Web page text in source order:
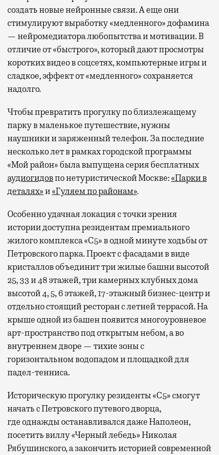
создать новые нейронные связи. А еще они
стимулируют выработку «медленного» дофамина
— нейромедиатора любопытства и мотивации. В
отличие от «быстрого», который дают просмотры
коротких видео в соцсетях, компьютерные игры и
сладкое, эффект от «медленного» сохраняется
надолго.
Чтобы превратить прогулку по близлежащему
парку в маленькое путешествие, нужны
наушники и заряженный телефон. За последние
несколько лет в рамках городской программы
«Мой район» была выпущена серия бесплатных
аудиогидовпо нетуристической Москве:«Парки в
деталях»и«Гуляем по районам».
Особенно удачная локация с точки зрения
истории доступна резидентам премиального
жилого комплекса «С5»в одной минуте ходьбы от
Петровского парка. Проект с фасадами в виде
кристаллов объединит три жилые башни высотой
25, 33 и 48 этажей, три камерных клубных дома
высотой 4, 5, 6 этажей, 17-этажный бизнес-центр и
отдельно стоящий ресторан с летней террасой. На
крыше одной из башен появится многоуровневое
арт-пространство под открытым небом, а во
внутреннем дворе — тихие зоны с
горизонтальном водопадом и площадкой для
падел-тенниса.
Историческую прогулку резиденты «С5» смогут
начать с Петровского путевого дворца,
гдеоднажды останавливался даже Наполеон,
посетить виллу «Черный лебедь» Николая
Рябушинского, а закончить историей современной